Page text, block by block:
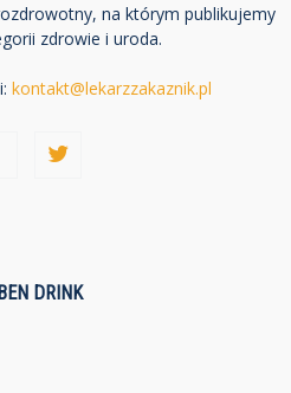
na którym publikujemy
zdrowie i uroda.
kontakt@lekarzzakaznik.pl
DRINK